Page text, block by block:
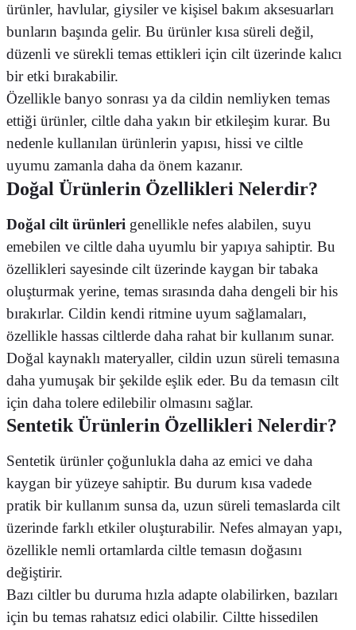
ürünler, havlular, giysiler ve kişisel bakım aksesuarları
bunların başında gelir. Bu ürünler kısa süreli değil,
düzenli ve sürekli temas ettikleri için cilt üzerinde kalıcı
bir etki bırakabilir.
Özellikle banyo sonrası ya da cildin nemliyken temas
ettiği ürünler, ciltle daha yakın bir etkileşim kurar. Bu
nedenle kullanılan ürünlerin yapısı, hissi ve ciltle
uyumu zamanla daha da önem kazanır.
Doğal Ürünlerin Özellikleri Nelerdir?
Doğal cilt ürünleri genellikle nefes alabilen, suyu
emebilen ve ciltle daha uyumlu bir yapıya sahiptir. Bu
özellikleri sayesinde cilt üzerinde kaygan bir tabaka
oluşturmak yerine, temas sırasında daha dengeli bir his
bırakırlar. Cildin kendi ritmine uyum sağlamaları,
özellikle hassas ciltlerde daha rahat bir kullanım sunar.
Doğal kaynaklı materyaller, cildin uzun süreli temasına
daha yumuşak bir şekilde eşlik eder. Bu da temasın cilt
için daha tolere edilebilir olmasını sağlar.
Sentetik Ürünlerin Özellikleri Nelerdir?
Sentetik ürünler çoğunlukla daha az emici ve daha
kaygan bir yüzeye sahiptir. Bu durum kısa vadede
pratik bir kullanım sunsa da, uzun süreli temaslarda cilt
üzerinde farklı etkiler oluşturabilir. Nefes almayan yapı,
özellikle nemli ortamlarda ciltle temasın doğasını
değiştirir.
Bazı ciltler bu duruma hızla adapte olabilirken, bazıları
için bu temas rahatsız edici olabilir. Ciltte hissedilen